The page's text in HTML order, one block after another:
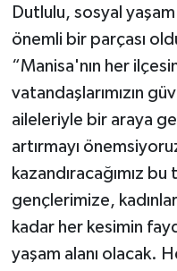
Dutlulu, sosyal yaşam
önemli bir parçası
“Manisa'nın her
vatandaşlarımızın
aileleriyle bir araya
artırmayı
kazandıracağımız
gençlerimize,
kadar her kesimin
yaşam alanı olacak.